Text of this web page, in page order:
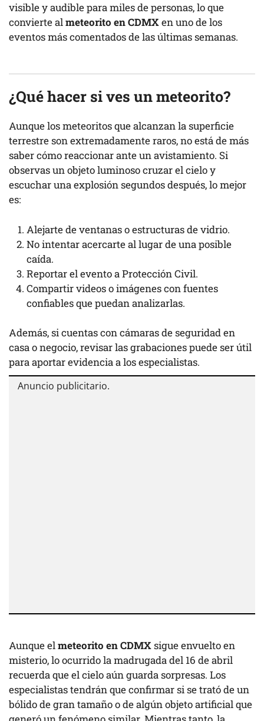
visible y audible para miles de personas, lo que
convierte almeteorito en CDMXen uno de los
eventos más comentados de las últimas semanas.
¿Qué hacer si ves un meteorito?
Aunque los meteoritos que alcanzan la superficie
terrestre son extremadamente raros, no está de más
saber cómo reaccionar ante un avistamiento. Si
observas un objeto luminoso cruzar el cielo y
escuchar una explosión segundos después, lo mejor
es:
Alejarte de ventanas o estructuras de vidrio.
No intentar acercarte al lugar de una posible
caída.
Reportar el evento a Protección Civil.
Compartir videos o imágenes con fuentes
confiables que puedan analizarlas.
Además, si cuentas con cámaras de seguridad en
casa o negocio, revisar las grabaciones puede ser útil
para aportar evidencia a los especialistas.
Aunque elmeteorito en CDMXsigue envuelto en
misterio, lo ocurrido la madrugada del 16 de abril
recuerda que el cielo aún guarda sorpresas. Los
especialistas tendrán que confirmar si se trató de un
bólido de gran tamaño o de algún objeto artificial que